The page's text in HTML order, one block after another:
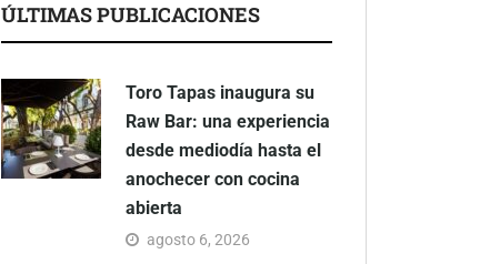
ÚLTIMAS PUBLICACIONES
Toro Tapas inaugura su
Raw Bar: una experiencia
desde mediodía hasta el
anochecer con cocina
abierta
agosto 6, 2026